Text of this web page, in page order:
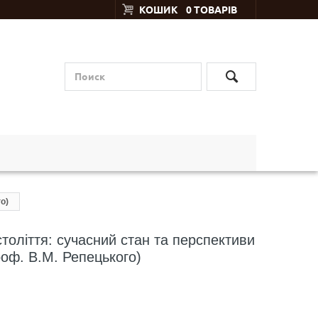
КОШИК 0 ТОВАРІВ
сучасний стан та перспективи
В.М. Репецького)